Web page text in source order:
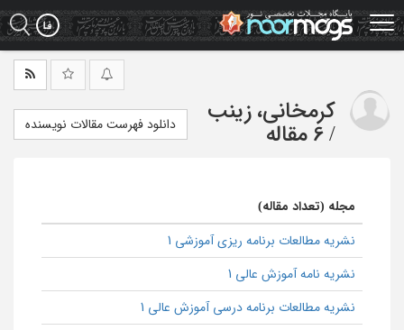
Skip
to
main
کرمخانی، زینب
/ 6 مقاله دانلود فهرست مقالات نویسنده
مجله (تعداد مقاله)
نشریه مطالعات برنامه ریزی آموزشی 1
نشریه نامه آموزش عالی 1
نشریه مطالعات برنامه درسی آموزش عالی 1